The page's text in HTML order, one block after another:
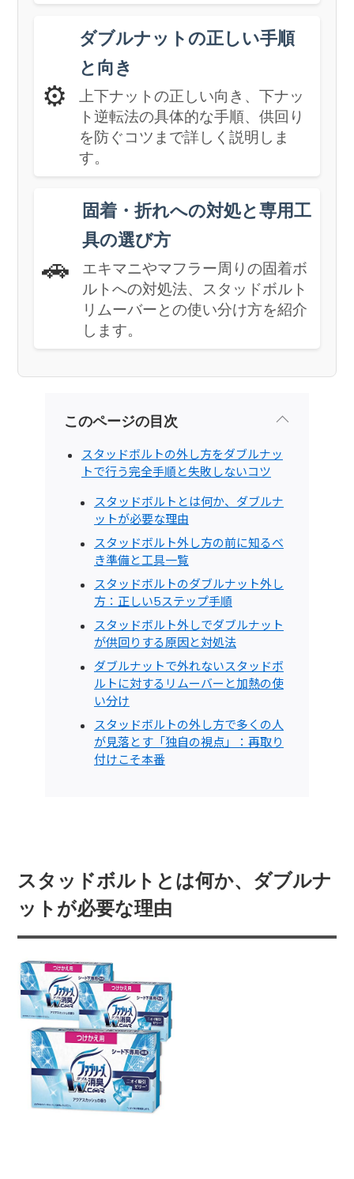
⚙️
ダブルナットの正しい手順
と向き
上下ナットの正しい向き、下ナッ
ト逆転法の具体的な手順、供回り
を防ぐコツまで詳しく説明しま
す。
🚗
固着・折れへの対処と専用工
具の選び方
エキマニやマフラー周りの固着ボ
ルトへの対処法、スタッドボルト
リムーバーとの使い分け方を紹介
します。
このページの目次
スタッドボルトの外し方をダブルナッ
トで行う完全手順と失敗しないコツ
スタッドボルトとは何か、ダブルナ
ットが必要な理由
スタッドボルト外し方の前に知るべ
き準備と工具一覧
スタッドボルトのダブルナット外し
方：正しい5ステップ手順
スタッドボルト外しでダブルナット
が供回りする原因と対処法
ダブルナットで外れないスタッドボ
ルトに対するリムーバーと加熱の使
い分け
スタッドボルトの外し方で多くの人
が見落とす「独自の視点」：再取り
付けこそ本番
スタッドボルトとは何か、ダブルナ
ットが必要な理由